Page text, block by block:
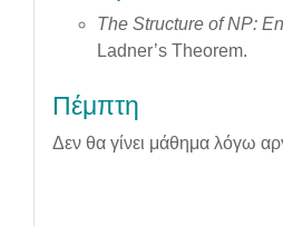
The Structure of NP:
Ladner’s Theorem.
Πέμπτη
Δεν θα γίνει μάθημα λόγω